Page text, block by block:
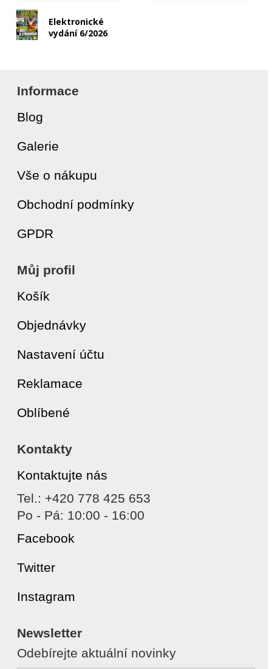
Elektronické
vydání 6/2026
Informace
Blog
Galerie
Vše o nákupu
Obchodní podmínky
GPDR
Můj profil
Košík
Objednávky
Nastavení účtu
Reklamace
Oblíbené
Kontakty
Kontaktujte nás
Tel.: +420 778 425 653
Po - Pá: 10:00 - 16:00
Facebook
Twitter
Instagram
Newsletter
Odebírejte aktuální novinky